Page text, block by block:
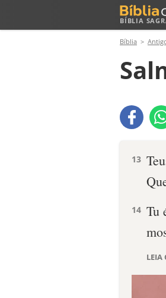
BÍBLIA
Bíblia
13
14 Tu
LEIA